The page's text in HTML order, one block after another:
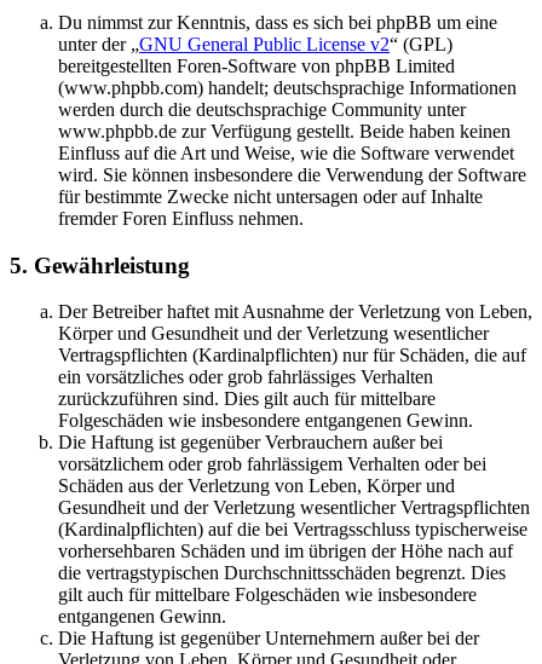
Du nimmst zur Kenntnis, dass es sich bei phpBB um eine
unter der „GNU General Public License v2“ (GPL)
bereitgestellten Foren-Software von phpBB Limited
(www.phpbb.com) handelt; deutschsprachige Informationen
werden durch die deutschsprachige Community unter
www.phpbb.de zur Verfügung gestellt. Beide haben keinen
Einfluss auf die Art und Weise, wie die Software verwendet
wird. Sie können insbesondere die Verwendung der Software
für bestimmte Zwecke nicht untersagen oder auf Inhalte
fremder Foren Einfluss nehmen.
5. Gewährleistung
Der Betreiber haftet mit Ausnahme der Verletzung von Leben,
Körper und Gesundheit und der Verletzung wesentlicher
Vertragspflichten (Kardinalpflichten) nur für Schäden, die auf
ein vorsätzliches oder grob fahrlässiges Verhalten
zurückzuführen sind. Dies gilt auch für mittelbare
Folgeschäden wie insbesondere entgangenen Gewinn.
Die Haftung ist gegenüber Verbrauchern außer bei
vorsätzlichem oder grob fahrlässigem Verhalten oder bei
Schäden aus der Verletzung von Leben, Körper und
Gesundheit und der Verletzung wesentlicher Vertragspflichten
(Kardinalpflichten) auf die bei Vertragsschluss typischerweise
vorhersehbaren Schäden und im übrigen der Höhe nach auf
die vertragstypischen Durchschnittsschäden begrenzt. Dies
gilt auch für mittelbare Folgeschäden wie insbesondere
entgangenen Gewinn.
Die Haftung ist gegenüber Unternehmern außer bei der